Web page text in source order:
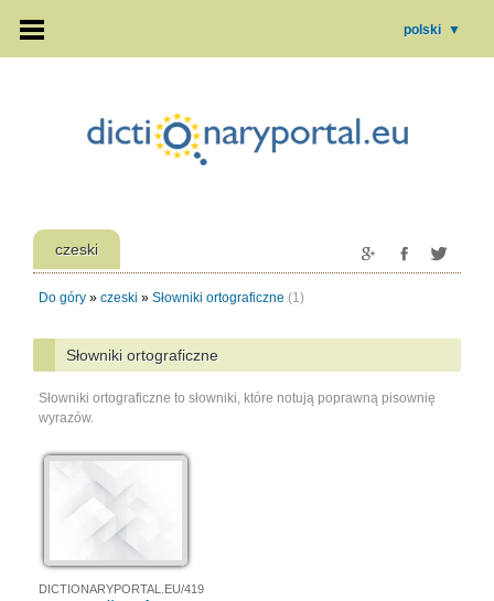
polski ▼
czeski
Do góry » czeski » Słowniki ortograficzne (1)
Słowniki ortograficzne
Słowniki ortograficzne to słowniki, które notują poprawną pisownię
wyrazów.
DICTIONARYPORTAL.EU/419